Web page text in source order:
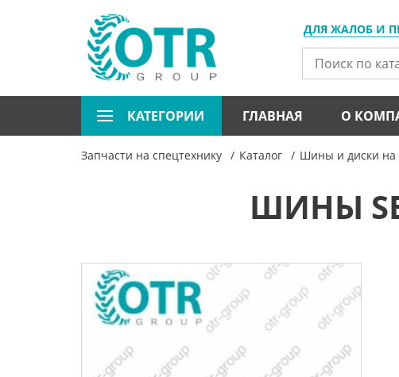
ДЛЯ ЖАЛОБ И
КАТЕГОРИИ ГЛАВНАЯ О
Запчасти на спецтехнику Каталог Шины и диски на
ШИНЫ